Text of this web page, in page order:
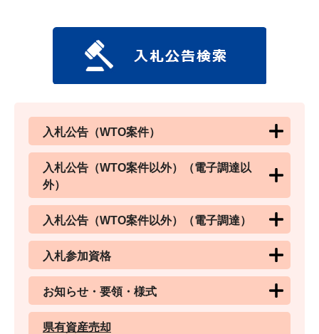
入札公告（WTO案件）
入札公告（WTO案件以外）（電子調達以
外）
入札公告（WTO案件以外）（電子調達）
入札参加資格
お知らせ・要領・様式
県有資産売却